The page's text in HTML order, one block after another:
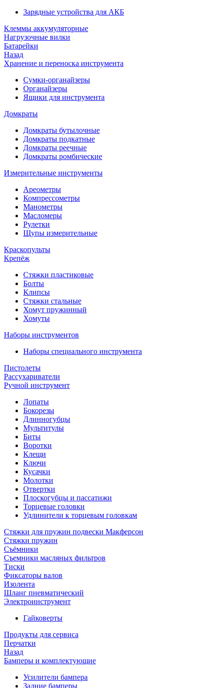
Зарядные устройства для АКБ
Клеммы аккумуляторные
Нагрузочные вилки
Батарейки
Назад
Хранение и переноска инструмента
Сумки-органайзеры
Органайзеры
Ящики для инструмента
Домкраты
Домкраты бутылочные
Домкраты подкатные
Домкраты реечные
Домкраты ромбические
Измерительные инструменты
Ареометры
Компрессометры
Манометры
Масломеры
Рулетки
Щупы измерительные
Краскопульты
Крепёж
Стяжки пластиковые
Болты
Клипсы
Стяжки стальные
Хомут пружинный
Хомуты
Наборы инструментов
Наборы специального инструмента
Пистолеты
Рассухариватели
Ручной инструмент
Лопаты
Бокорезы
Длинногубцы
Мультитулы
Биты
Воротки
Клещи
Ключи
Кусачки
Молотки
Отвертки
Плоскогубцы и пассатижи
Торцевые головки
Удлинители к торцевым головкам
Стяжки для пружин подвески Макферсон
Стяжки пружин
Съёмники
Съемники масляных фильтров
Тиски
Фиксаторы валов
Изолента
Шланг пневматический
Электроинструмент
Гайковерты
Продукты для сервиса
Перчатки
Назад
Бамперы и комплектующие
Усилители бампера
Задние бамперы